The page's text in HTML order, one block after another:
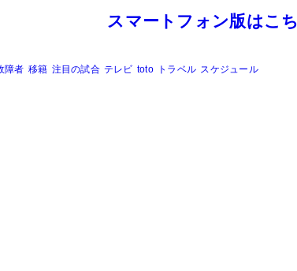
スマートフォン版はこ
障者 移籍 注目の試合 テレビ toto トラベル スケジュール